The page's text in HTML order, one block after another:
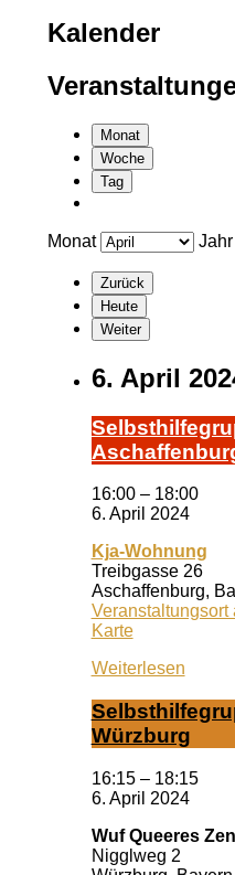
Kalender
Monat
Woche
Tag
Monat Jahr
Zurück
Heute
Weiter
6. April
16:00 – 18:00
6. April 2024
Kja-Wohnung
Treibgasse 26
Aschaffenburg,
Veranstaltungsort
KarteKja-
Weiterlesen
Würz­burg
16:15 – 18:15
6. April 2024
Wuf Queeres
Nigglweg 2